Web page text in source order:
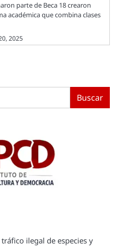
parte de Beca 18 crearon
académica que combina clases
2025
Buscar
ilegal de especies y